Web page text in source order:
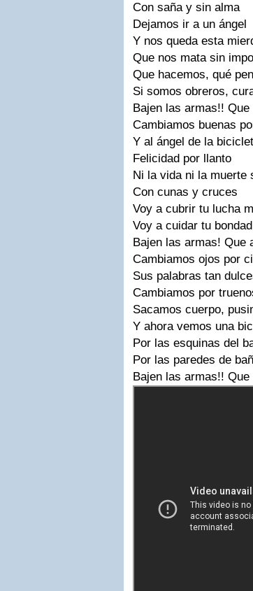
Con saña y sin alma
Dejamos ir a un ángel
Y nos queda esta
Que nos mata sin
Que hacemos, qué
Si somos obreros,
Bajen las armas!!
Cambiamos buenas
Y al ángel de la
Felicidad por llanto
Ni la vida ni la muerte
Con cunas y cruces
Voy a cubrir tu lucha
Voy a cuidar tu
Bajen las armas! Que
Cambiamos ojos por
Sus palabras tan
Cambiamos por
Sacamos cuerpo,
Y ahora vemos una
Por las esquinas del
Por las paredes de
Bajen las armas!!